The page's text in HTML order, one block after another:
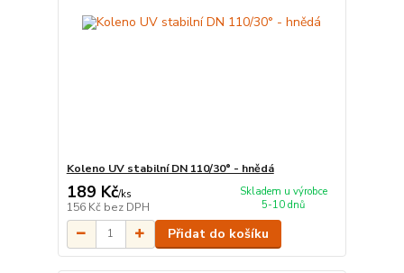
Koleno UV stabilní DN 110/30° - hnědá
189 Kč/ks
156 Kč bez DPH
Skladem u výrobce
5-10 dnů
Přidat do košíku